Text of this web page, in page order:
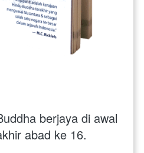
berjaya di awal
abad ke 16.